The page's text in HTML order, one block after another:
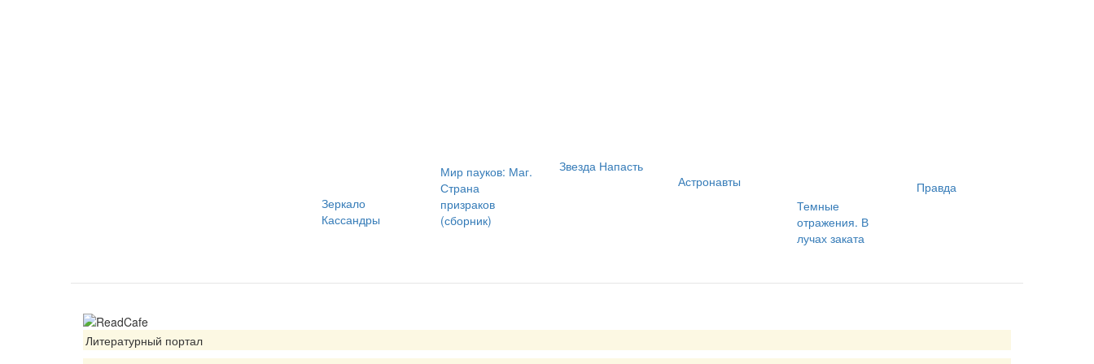
Зеркало
Кассандры
Мир пауков: Маг.
Страна
призраков
(сборник)
Звезда Напасть
Астронавты
Темные
отражения. В
лучах заката
Правда
Литературный портал